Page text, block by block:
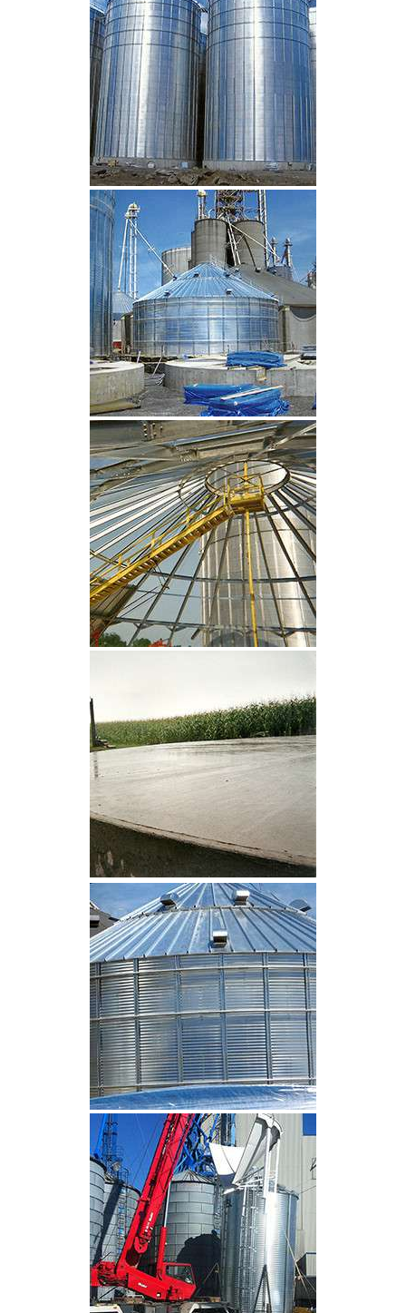
CLIQUEZ POUR AGRANDIR
CLIQUEZ POUR AGRANDIR
CLIQUEZ POUR AGRANDIR
CLIQUEZ POUR AGRANDIR
CLIQUEZ POUR AGRANDIR